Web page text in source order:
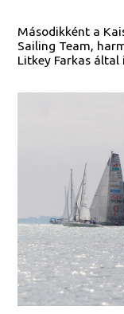
Másodikként a
Sailing Team,
Litkey Farkas